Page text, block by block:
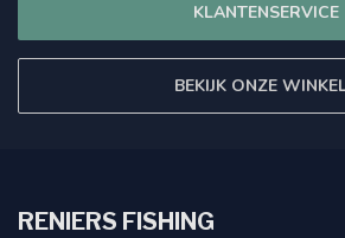
KLANTENSERVICE
BEKIJK ONZE
RENIERS FISHING